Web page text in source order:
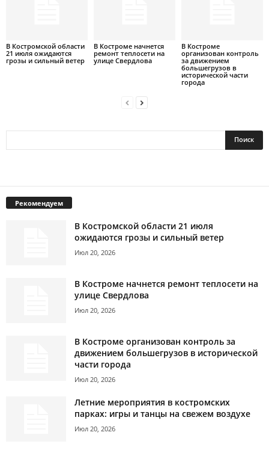
В Костромской области
21 июля ожидаются
грозы и сильный ветер
В Костроме начнется
ремонт теплосети на
улице Свердлова
В Костроме
организован контроль
за движением
большегрузов в
исторической части
города
Рекомендуем
В Костромской области 21 июля
ожидаются грозы и сильный ветер
Июл 20, 2026
В Костроме начнется ремонт теплосети на
улице Свердлова
Июл 20, 2026
В Костроме организован контроль за
движением большегрузов в исторической
части города
Июл 20, 2026
Летние мероприятия в костромских
парках: игры и танцы на свежем воздухе
Июл 20, 2026